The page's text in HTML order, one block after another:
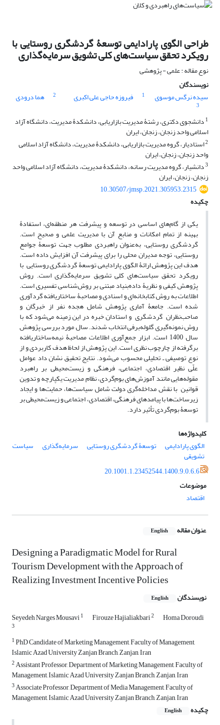
طراحی الگوی پارادایمی توسعۀ گردشگری روستایی با
رویکرد تحقق سیاست‌های کلی تشویق سرمایه‌گذاری
نوع مقاله : علمی - پژوهشی
نویسندگان
سیده نرگس موسوی
1 فیروزه حاجی علی اکبری 2 هما درودی
3
1 دانشجوی دکتری، رشتۀ مدیریت بازاریابی، دانشکدۀ مدیریت، دانشگاه آزاد
اسلامی واحد زنجان، زنجان، ایران
2استادیار، گروه مدیریت بازاریابی، دانشکدۀ مدیریت، دانشگاه آزاد اسلامی
واحد زنجان، زنجان، ایران
3دانشیار، گروه مدیریت رسانه، دانشکدۀ مدیریت، دانشگاه آزاد اسلامی واحد
زنجان، زنجان، ایران
10.30507/jmsp.2021.305953.2315
چکیده
یکی از گام‌های اساسی در توسعه و پیشرفت هر منطقه‌ای، استفادۀ
بهینه از تمام امکانات و منابع آن با مدیریت علمی و صحیح است.
گردشگری روستایی، به‌عنوان راهبردی مطلوب جهت توسعۀ جوامع
روستایی، توجه مدیران محلی را برای پیشرفت آن افزایش داده است.
هدف این پژوهش ارائۀ الگوی پارادایمی توسعۀ گردشگری روستایی با
رویکرد تحقق سیاست‌های کلی تشویق سرمایه‌گذاری است. روش
پژوهش کیفی و نظریۀ داده‌بنیاد مبتنی بر روش‌شناسی تفسیری است.
اطلاعات به روش کتابخانه‌ای و اسنادی و مصاحبۀ ساختاریافته گردآوری
شده است. جامعۀ آماری پژوهش شامل هجده نفر از خبرگان و
صاحب‌نظران گردشگری و استادان خبره در این زمینه می‌شود که با
روش نمونه‌گیری گلوله‌برفی انتخاب شدند. سال مورد بررسی پژوهش
سال 1400 است. ابزار جمع‌آوری اطلاعات مصاحبۀ نیمه‌ساختاریافته
برگرفته از چارچوب نظری است. این پژوهش از لحاظ هدف کاربردی و از
نوع توصیفی ـ تحلیلی محسوب می‌شود. نتایج تحقیق نشان داد عوامل
علّی نظیر اقتصادی، اجتماعی، فرهنگی و زیست‌محیطی بر راهبرد
مقوله‌هایی مانند آموزش‌های بوم‌گردی، نظام مدیریت یکپارچه و تدوین
قوانین با نقش مداخله‌گری دولت شامل سیاست‌ها، حمایت‌ها و ایجاد
زیرساخت‌ها با پیامدهای فرهنگی، اقتصادی، اجتماعی و زیست‌محیطی بر
توسعۀ بوم‌گردی تأثیر دارد.
کلیدواژه‌ها
الگوی پارادایمی
توسعۀ گردشگری روستایی سرمایه‌گذاری سیاست
تشویقی
20.1001.1.23452544.1400.9.0.6.6
موضوعات
اقتصاد
عنوان مقاله English
Designing a Paradigmatic Model for Rural
Tourism Development with the Approach of
Realizing Investment Incentive Policies
نویسندگان English
Seyedeh Narges Mousavi1 Firouze Hajialiakbari2 Homa Doroudi
3
1PhD Candidate of Marketing Management, Faculty of Management,
Islamic Azad University Zanjan Branch, Zanjan, Iran
2Assistant Professor, Department of Marketing Management, Faculty of
Management, Islamic Azad University Zanjan Branch, Zanjan, Iran
3Associate Professor, Department of Media Management, Faculty of
Management, Islamic Azad University Zanjan Branch, Zanjan, Iran
چکیده
English